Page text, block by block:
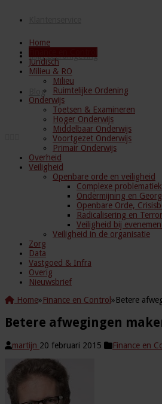
Mijn Leeromgeving
Blog
Home
Juridisch
Milieu & RO
Milieu
Ruimtelijke Ordening
Onderwijs
Toetsen & Examineren
Hoger Onderwijs
Middelbaar Onderwijs
Voortgezet Onderwijs
Primair Onderwijs
Overheid
Veiligheid
Openbare orde en veiligheid
Complexe problematiek
Ondermijning en
Openbare Orde,
Radicalisering en
Veiligheid bij
Veiligheid in de organisatie
Zorg
Data
Vastgoed & Infra
Overig
Nieuwsbrief
Home»Finance en Control »Betere
Betere afwegingen
martijn 20 februari 2015 Finance en